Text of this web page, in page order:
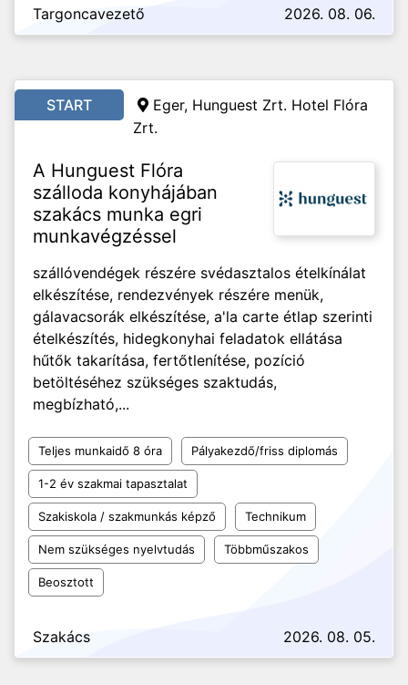
Targoncavezető
2026. 08. 06.
START
Eger, Hunguest Zrt. Hotel Flóra
Zrt.
A Hunguest Flóra
szálloda konyhájában
szakács munka egri
munkavégzéssel
szállóvendégek részére svédasztalos ételkínálat
elkészítése, rendezvények részére menük,
gálavacsorák elkészítése, a'la carte étlap szerinti
ételkészítés, hidegkonyhai feladatok ellátása
hűtők takarítása, fertőtlenítése, pozíció
betöltéséhez szükséges szaktudás,
megbízható,...
Teljes munkaidő 8 óra Pályakezdő/friss diplomás
1-2 év szakmai tapasztalat
Szakiskola / szakmunkás képző Technikum
Nem szükséges nyelvtudás Többműszakos
Beosztott
Szakács 2026. 08. 05.